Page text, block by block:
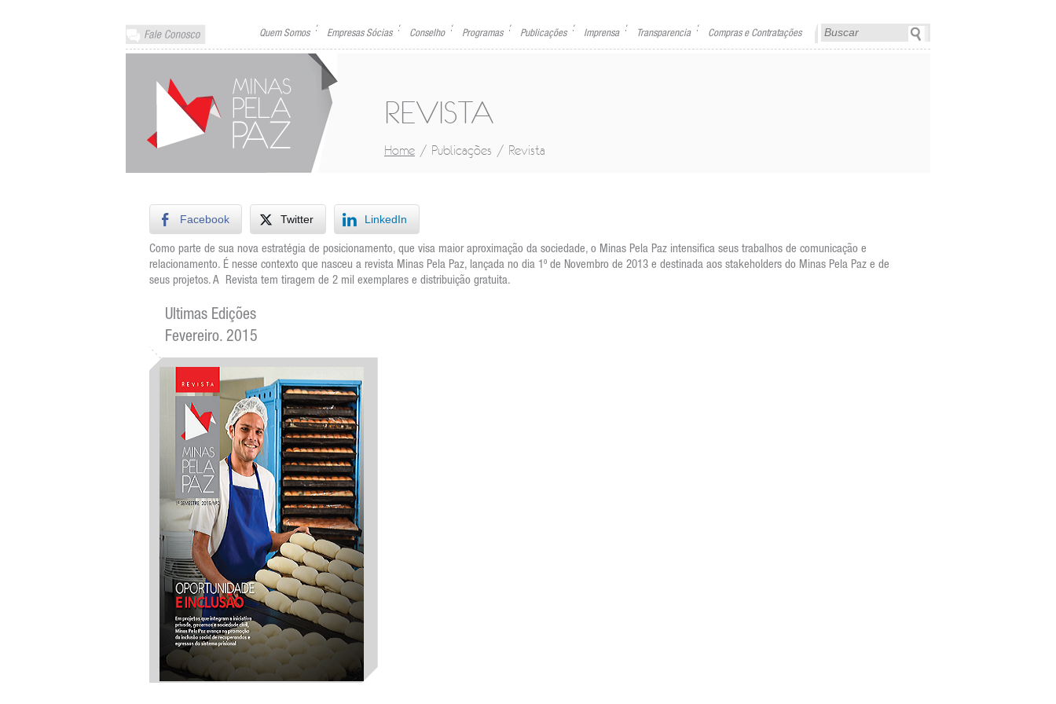
Quem Somos Empresas Sócias Conselho Programas Publicações Imprensa Transparencia Compras e Contratações
REVISTA
Home / Publicações / Revista
Facebook Twitter LinkedIn
Como parte de sua nova estratégia de posicionamento, que visa maior aproximação da sociedade, o Minas Pela Paz intensifica seus trabalhos de comunicação e
relacionamento. É nesse contexto que nasceu a revista Minas Pela Paz, lançada no dia 1º de Novembro de 2013 e destinada aos stakeholders do Minas Pela Paz e de
seus projetos. A Revista tem tiragem de 2 mil exemplares e distribuição gratuita.
Ultimas Edições
Fevereiro. 2015